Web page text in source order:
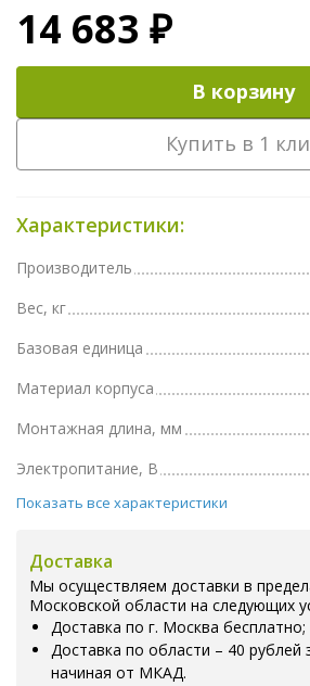
14 683 ₽
В корзину
Купить в 1
Характеристики:
Производитель
Вес, кг
Базовая единица
Материал корпуса
Монтажная длина, мм
Электропитание, В
Показать все характеристики
Доставка
Мы осуществляем доставки в
Московской области на следующих
Доставка по г. Москва бесплатно;
Доставка по области – 40 рублей
начиная от МКАД.